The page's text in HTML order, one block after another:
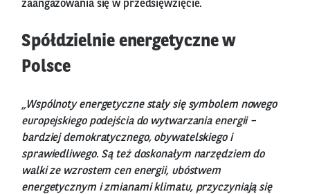
zaangażowania się w przedsięwzięcie.
Spółdzielnie energetyczne w
Polsce
„Wspólnoty energetyczne stały się symbolem nowego
europejskiego podejścia do wytwarzania energii –
bardziej demokratycznego, obywatelskiego i
sprawiedliwego. Są też doskonałym narzędziem do
walki ze wzrostem cen energii, ubóstwem
energetycznym i zmianami klimatu, przyczyniają się